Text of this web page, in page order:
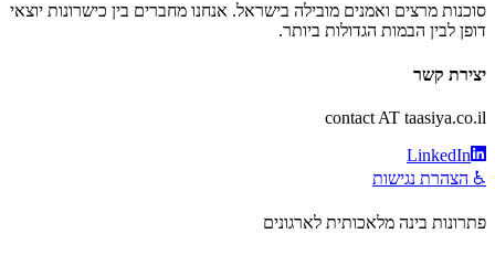
סוכנות מרצים ואמנים מובילה בישראל. אנחנו מחברים בין כישרונות יוצאי
דופן לבין הבמות הגדולות ביותר.
יצירת קשר
contact AT taasiya.co.il
LinkedIn
♿ הצהרת נגישות
פתרונות בינה מלאכותית לארגונים